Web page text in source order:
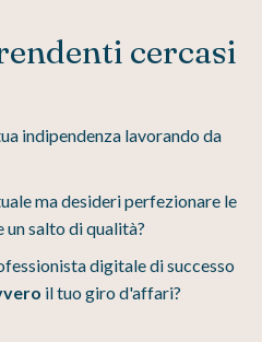
cercasi
indipendenza lavorando da
ma desideri perfezionare le
un salto di qualità?
digitale di successo
il tuo giro d'affari?